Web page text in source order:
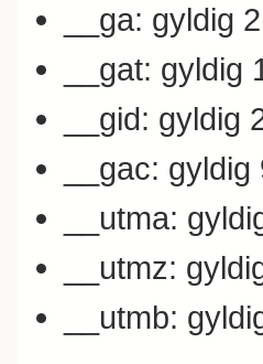
__ga: gyldig
__gat: gyldig
__gid: gyldig
__gac:
__utma:
__utmz:
__utmb: